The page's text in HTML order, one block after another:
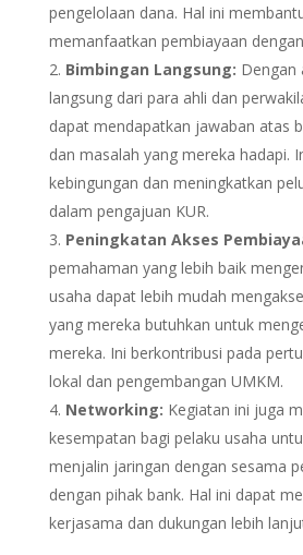
pengelolaan dana. Hal ini
memanfaatkan pembiayaan
Bimbingan Langsung: Dengan
langsung dari para ahli dan
dapat mendapatkan jawaban atas
dan masalah yang mereka hadapi.
kebingungan dan meningkatkan
dalam pengajuan KUR.
Peningkatan Akses
pemahaman yang lebih baik
usaha dapat lebih mudah
yang mereka butuhkan untuk
mereka. Ini berkontribusi pada
lokal dan pengembangan UMKM.
Networking: Kegiatan ini juga
kesempatan bagi pelaku usaha
menjalin jaringan dengan sesama
dengan pihak bank. Hal ini dapat
kerjasama dan dukungan lebih